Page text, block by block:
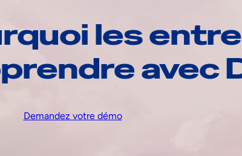
les
avec
Demandez votre démo